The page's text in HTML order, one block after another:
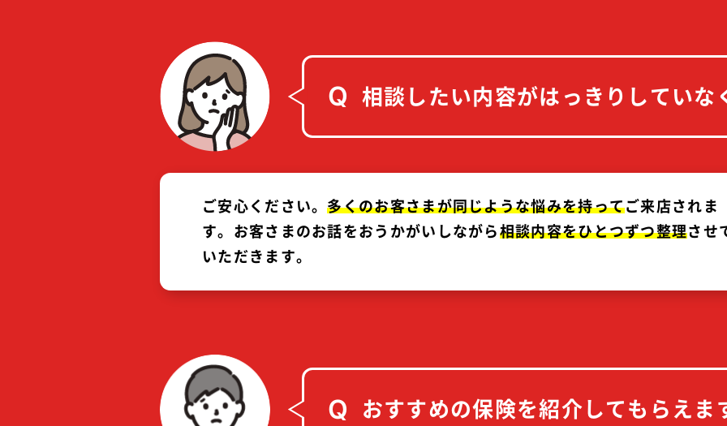
Q 相談したい内容がはっきりしていな
ご安心ください。多くのお客さまが同じような悩みを持ってご来店されま
す。お客さまのお話をおうかがいしながら相談内容をひとつずつ整理させ
いただきます。
Q おすすめの保険を紹介してもらえま